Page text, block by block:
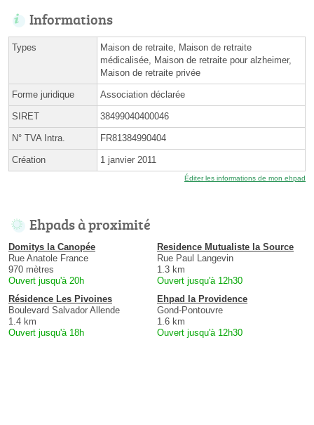
Informations
Types
Maison de retraite, Maison de retraite
médicalisée, Maison de retraite pour alzheimer,
Maison de retraite privée
Forme juridique Association déclarée
SIRET 38499040400046
N° TVA Intra. FR81384990404
Création 1 janvier 2011
Éditer les informations de mon ehpad
Ehpads à proximité
Domitys la Canopée
Rue Anatole France
970 mètres
Ouvert jusqu'à 20h
Residence Mutualiste la Source
Rue Paul Langevin
1.3 km
Ouvert jusqu'à 12h30
Résidence Les Pivoines
Boulevard Salvador Allende
1.4 km
Ouvert jusqu'à 18h
Ehpad la Providence
Gond-Pontouvre
1.6 km
Ouvert jusqu'à 12h30